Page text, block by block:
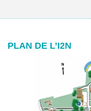
PLAN DE L’I2N